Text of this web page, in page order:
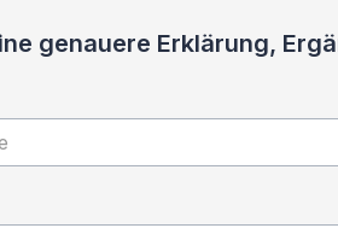
genauere Erklärung,